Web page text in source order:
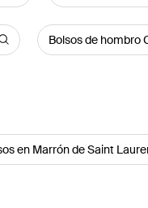
Bolsos de hombro
en Marrón de Saint